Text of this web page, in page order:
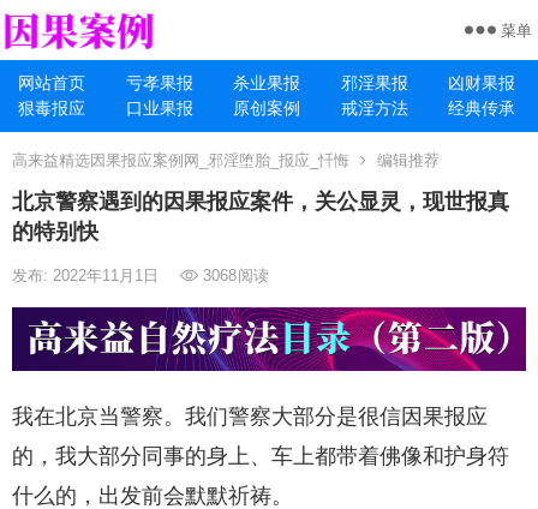
网站首页 亏孝果报 杀业果报 邪淫果报
凶财果报
狠毒报应
口业果报 原创案例 戒淫方法 经典传承
菜单
高来益精选因果报应案例网_邪淫堕胎_报应_忏悔 编辑推荐
北京警察遇到的因果报应案件，关公显灵，现世报真
的特别快
发布: 2022年11月1日 3068阅读
我在北京当警察。我们警察大部分是很信因果报应
的，我大部分同事的身上、车上都带着佛像和护身符
什么的，出发前会默默祈祷。